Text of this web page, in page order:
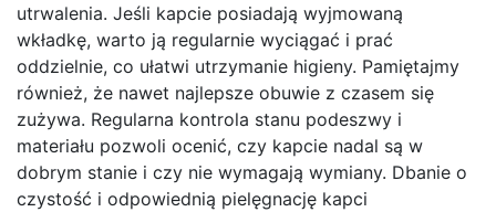
utrwalenia. Jeśli kapcie posiadają wyjmowaną
wkładkę, warto ją regularnie wyciągać i prać
oddzielnie, co ułatwi utrzymanie higieny. Pamiętajmy
również, że nawet najlepsze obuwie z czasem się
zużywa. Regularna kontrola stanu podeszwy i
materiału pozwoli ocenić, czy kapcie nadal są w
dobrym stanie i czy nie wymagają wymiany. Dbanie o
czystość i odpowiednią pielęgnację kapci